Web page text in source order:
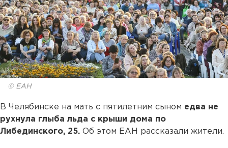
© ЕАН
В Челябинске на мать с пятилетним сыном едва не
рухнула глыба льда с крыши дома по
Либединского, 25. Об этом ЕАН рассказали жители.